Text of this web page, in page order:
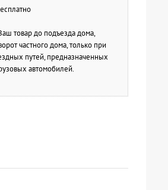
товар до подъезда дома,
частного дома, только при
путей, предназначенных
автомобилей.